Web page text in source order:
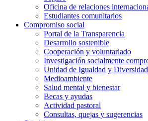
Oficina de relaciones
Estudiantes comunitarios
Compromiso social
Portal de la Transparencia
Desarrollo sostenible
Cooperación y voluntariado
Investigación socialmente
Unidad de Igualdad y Diversidad
Medioambiente
Salud mental y bienestar
Becas y ayudas
Actividad pastoral
Consultas, quejas y sugerencias